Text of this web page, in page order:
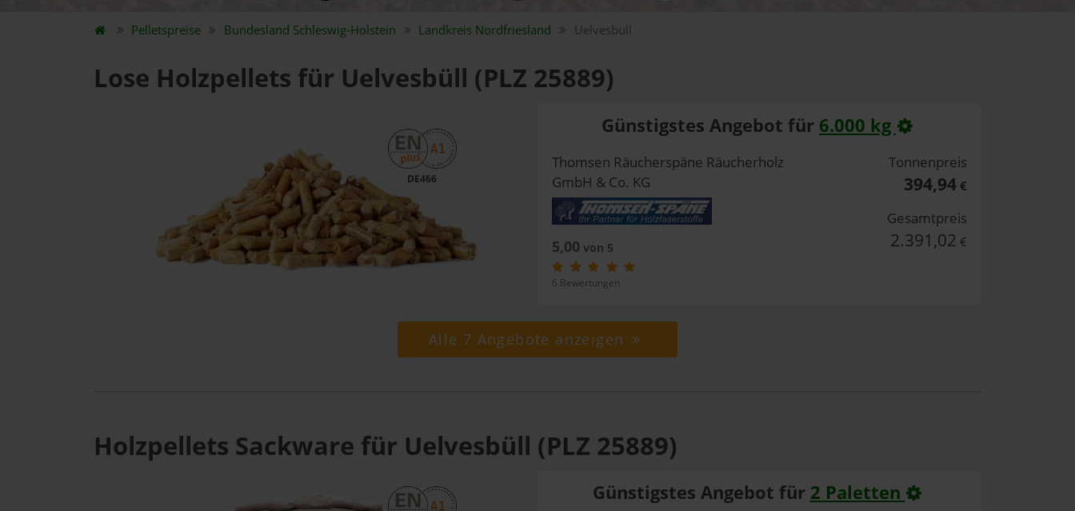
Pelletspreise Bundesland Schleswig-Holstein Landkreis Nordfriesland Uelvesbüll
Lose Holzpellets für Uelvesbüll (PLZ 25889)
DE466
Günstigstes Angebot für 6.000 kg
Thomsen Räucherspäne Räucherholz
GmbH & Co. KG
5,00 von 5
6 Bewertungen
Tonnenpreis
394,94€
Gesamtpreis
2.391,02 €
Alle 7 Angebote anzeigen
Holzpellets Sackware für Uelvesbüll (PLZ 25889)
Günstigstes Angebot für 2 Paletten